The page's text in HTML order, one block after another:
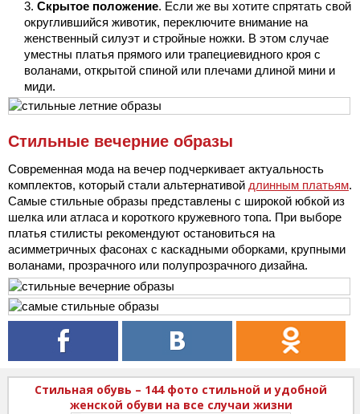
Скрытое положение. Если же вы хотите спрятать свой
округлившийся животик, переключите внимание на
женственный силуэт и стройные ножки. В этом случае
уместны платья прямого или трапециевидного кроя с
воланами, открытой спиной или плечами длиной мини и
миди.
Стильные вечерние образы
Современная мода на вечер подчеркивает актуальность
комплектов, который стали альтернативой длинным платьям.
Самые стильные образы представлены с широкой юбкой из
шелка или атласа и короткого кружевного топа. При выборе
платья стилисты рекомендуют остановиться на
асимметричных фасонах с каскадными оборками, крупными
воланами, прозрачного или полупрозрачного дизайна.
Стильная обувь – 144 фото стильной и удобной
женской обуви на все случаи жизни